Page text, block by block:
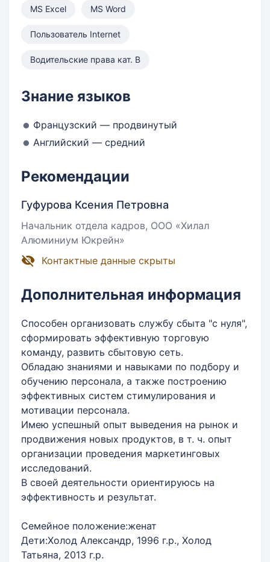
MS Excel MS Word
Пользователь Internet
Водительские права кат. B
Знание языков
Французский — продвинутый
Английский — средний
Рекомендации
Гуфурова Ксения Петровна
Начальник отдела кадров, ООО «Хилал
Алюминиум Юкрейн»
Контактные данные скрыты
Дополнительная информация
Способен организовать службу сбыта "с нуля",
сформировать эффективную торговую
команду, развить сбытовую сеть.
Обладаю знаниями и навыками по подбору и
обучению персонала, а также построению
эффективных систем стимулирования и
мотивации персонала.
Имею успешный опыт выведения на рынок и
продвижения новых продуктов, в т. ч. опыт
организации проведения маркетинговых
исследований.
В своей деятельности ориентируюсь на
эффективность и результат.
Семейное положение:женат
Дети:Холод Александр, 1996 г.р., Холод
Татьяна, 2013 г.р.